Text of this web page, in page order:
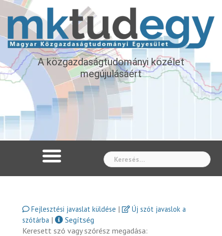
A közgazdaságtudományi közélet
megújulásáért
Fejlesztési javaslat küldése |
Új szót javaslok a
szótárba |
Segítség
Keresett szó vagy szórész megadása: